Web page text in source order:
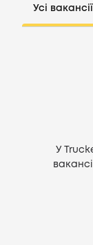
Усі вакансії
У